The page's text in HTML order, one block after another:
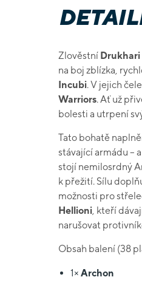
Zlověstní Drukhari
na boj zblízka,
Incubi. V jejich
Warriors. Ať už
bolesti a utrpení
Tato bohatě
stávající armádu –
stojí nemilosrdný
k přežití. Sílu
možnosti pro
Hellioni, kteří
narušovat
Obsah balení (38
1× Archon